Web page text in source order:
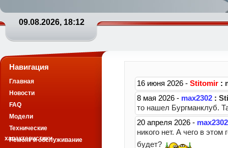
09.08.2026, 18:12
Навигация
Главная
Новости
FAQ
Модели
Технические
характеристики
Ремонт и обслуживание